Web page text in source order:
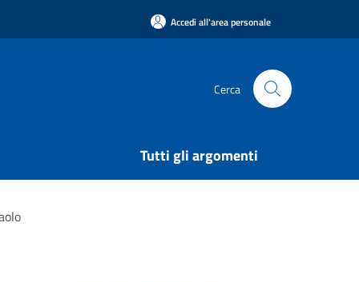
Accedi all'area personale
Cerca
Tutti gli argomenti